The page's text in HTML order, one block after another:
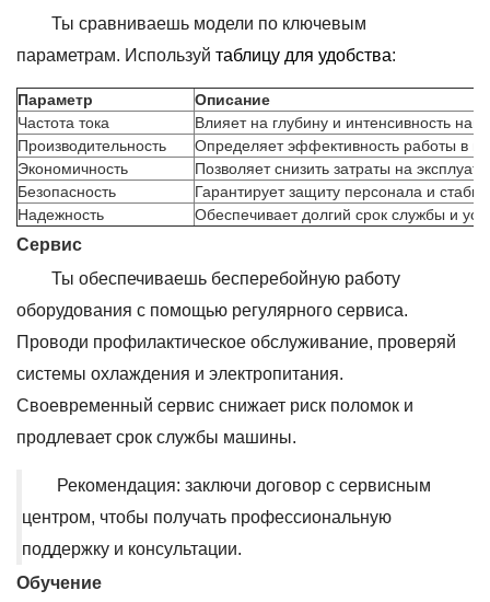
Ты сравниваешь модели по ключевым
параметрам. Используй таблицу для удобства:
Параметр
Описание
Частота тока
Влияет на глубину и интенсивность
Производительность
Определяет эффективность работы в
Экономичность
Позволяет снизить затраты на
Безопасность
Гарантирует защиту персонала и
Надежность
Обеспечивает долгий срок службы и
Сервис
Ты обеспечиваешь бесперебойную работу
оборудования с помощью регулярного сервиса.
Проводи профилактическое обслуживание, проверяй
системы охлаждения и электропитания.
Своевременный сервис снижает риск поломок и
продлевает срок службы машины.
Рекомендация: заключи договор с сервисным
центром, чтобы получать профессиональную
поддержку и консультации.
Обучение